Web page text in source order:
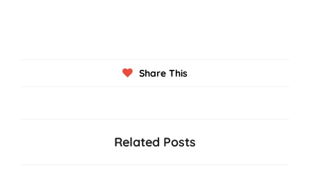
Share This
Related Posts